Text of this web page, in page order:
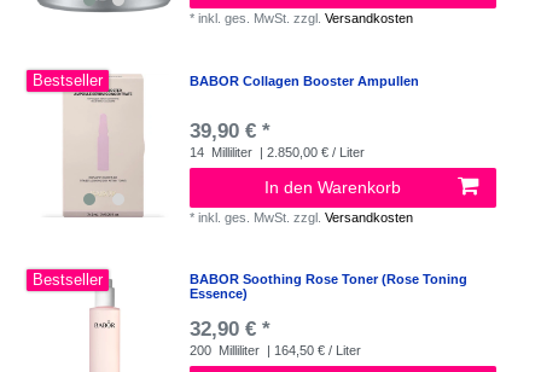
*inkl. ges. MwSt. zzgl.Versandkosten
Bestseller BABOR Collagen Booster Ampullen
39,90 € *
14 Milliliter | 2.850,00 € / Liter
In den Warenkorb
*inkl. ges. MwSt. zzgl.Versandkosten
Bestseller
BABOR Soothing Rose Toner (Rose Toning
Essence)
32,90 € *
200 Milliliter | 164,50 € / Liter